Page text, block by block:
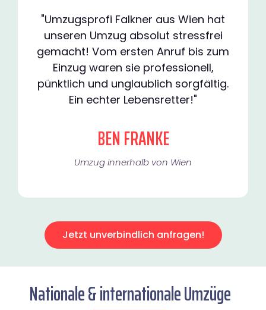
"Umzugsprofi Falkner aus Wien hat
unseren Umzug absolut stressfrei
gemacht! Vom ersten Anruf bis zum
Einzug waren sie professionell,
pünktlich und unglaublich sorgfältig.
Ein echter Lebensretter!"
BEN FRANKE
Umzug innerhalb von Wien​
Jetzt unverbindlich anfragen!
Nationale & internationale Umzüge